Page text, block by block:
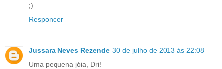
;)
Responder
Jussara Neves Rezende 30 de julho de 2013 às 22:08
Uma pequena jóia, Dri!